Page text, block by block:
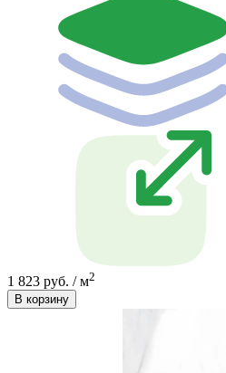
1 823 руб. / м2
В корзину